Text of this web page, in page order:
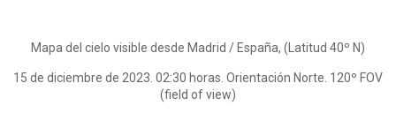
Mapa del cielo visible desde Madrid / España, (Latitud 40º N)
15 de diciembre de 2023. 02:30 horas. Orientación Norte. 120º FOV
(field of view)